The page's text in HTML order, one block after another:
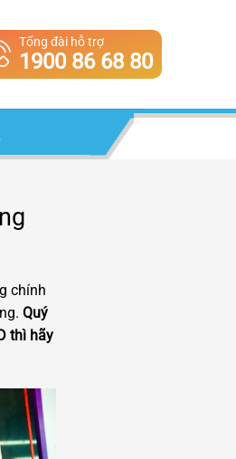
Tổng đài hỗ trợ
1900 86 68 80
chính
Quý
thì hãy